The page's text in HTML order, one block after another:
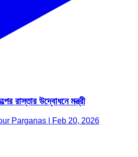
রাস্তার উদ্বোধনে মন্ত্রী
Parganas | Feb 20, 2026